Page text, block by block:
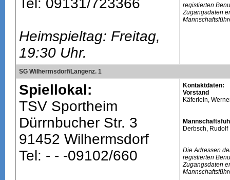
Tel: 09131/723366
Heimspieltag: Freitag,
19:30 Uhr.
registierten
Zugangsdaten
SG Wilhermsdorf/Langenz. 1
Spiellokal:
TSV Sportheim
Dürrnbucher Str. 3
91452 Wilhermsdorf
Tel: - - -09102/660
Kontaktdaten:
Vorstand
Käferlein,
Derbsch, Rudolf
Die Adressen
registierten
Zugangsdaten